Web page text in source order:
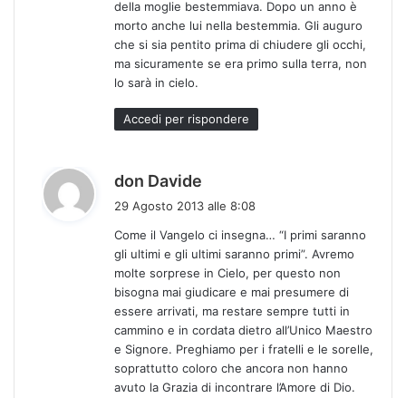
della moglie bestemmiava. Dopo un anno è
morto anche lui nella bestemmia. Gli auguro
che si sia pentito prima di chiudere gli occhi,
ma sicuramente se era primo sulla terra, non
lo sarà in cielo.
Accedi per rispondere
don Davide
e
t
t
29 Agosto 2013 alle 8:08
Come il Vangelo ci insegna… “I primi saranno
gli ultimi e gli ultimi saranno primi”. Avremo
molte sorprese in Cielo, per questo non
bisogna mai giudicare e mai presumere di
essere arrivati, ma restare sempre tutti in
cammino e in cordata dietro all’Unico Maestro
e Signore. Preghiamo per i fratelli e le sorelle,
soprattutto coloro che ancora non hanno
avuto la Grazia di incontrare l’Amore di Dio.